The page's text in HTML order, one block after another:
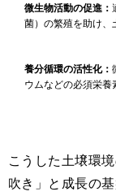
微生物活動の促進：
菌）の繁殖を助け、
養分循環の活性化：
ウムなどの必須栄養
こうした土壌環
吹き」と成長の